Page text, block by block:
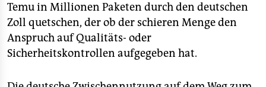
Temu in Millionen Paketen durch den deutschen
Zoll quetschen, der ob der schieren Menge den
Anspruch auf Qualitäts- oder
Sicherheitskontrollen aufgegeben hat.